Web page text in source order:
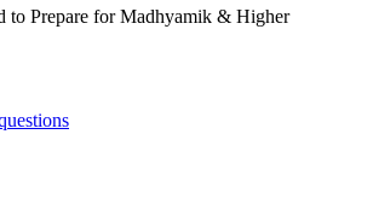
to Prepare for Madhyamik & Higher